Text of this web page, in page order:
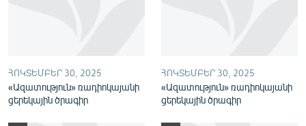
ՀՈԿՏԵՄԲԵՐ 30, 2025
«Ազատություն» ռադիոկայանի
ցերեկային ծրագիր
ՀՈԿՏԵՄԲԵՐ 30, 2025
«Ազատություն» ռադիոկայանի
ցերեկային ծրագիր